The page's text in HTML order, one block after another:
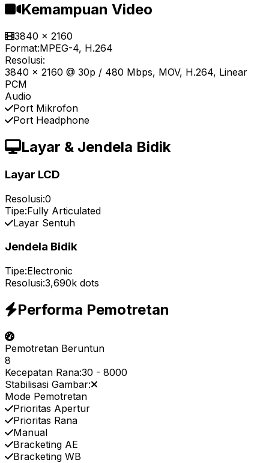
Kemampuan Video
3840 x 2160
Format:MPEG-4, H.264
Resolusi:
3840 x 2160 @ 30p / 480 Mbps, MOV, H.264, Linear
PCM
Audio
Port Mikrofon
Port Headphone
Layar & Jendela Bidik
Layar LCD
Resolusi:0
Tipe:Fully Articulated
Layar Sentuh
Jendela Bidik
Tipe:Electronic
Resolusi:3,690k dots
Performa Pemotretan
Pemotretan Beruntun
8
Kecepatan Rana:30 - 8000
Stabilisasi Gambar:
Mode Pemotretan
Prioritas Apertur
Prioritas Rana
Manual
Bracketing AE
Bracketing WB